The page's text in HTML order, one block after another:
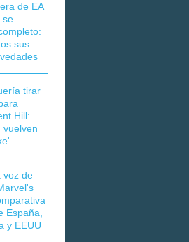
de EA
se
sus
tirar
Hill:
vuelven
voz de
España,
y EEUU